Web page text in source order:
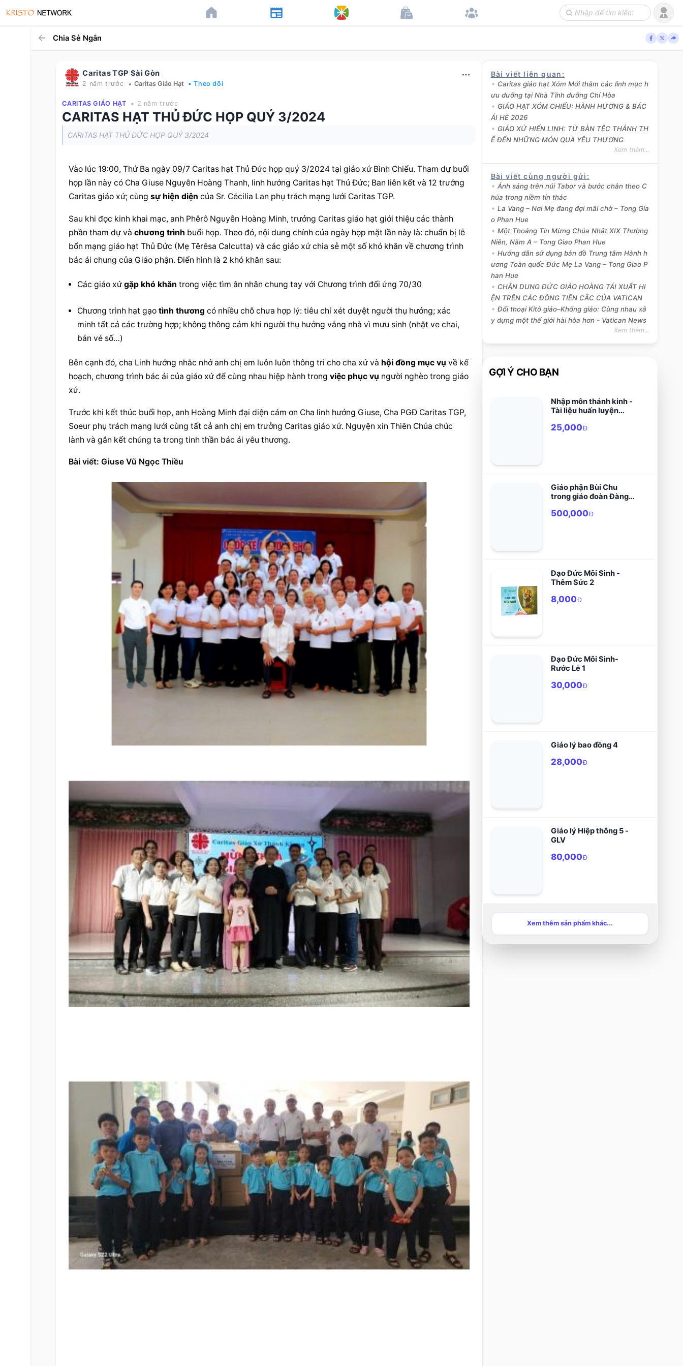
Chia Sẻ Ngắn
Caritas TGP Sài Gòn
2 năm trước • Caritas Giáo Hạt • Theo dõi
CARITAS GIÁO HẠT • 2 năm trước
CARITAS HẠT THỦ ĐỨC HỌP QUÝ 3/2024
CARITAS HẠT THỦ ĐỨC HỌP QUÝ 3/2024
Vào lúc 19:00, Thứ Ba ngày 09/7 Caritas hạt Thủ Đức họp quý 3/2024 tại giáo xứ Bình Chiểu. Tham dự buổi
họp lần này có Cha Giuse Nguyễn Hoàng Thanh, linh hướng Caritas hạt Thủ Đức; Ban liên kết và 12 trưởng
Caritas giáo xứ; cùng sự hiện diện của Sr. Cécilia Lan phụ trách mạng lưới Caritas TGP.
Sau khi đọc kinh khai mạc, anh Phêrô Nguyễn Hoàng Minh, trưởng Caritas giáo hạt giới thiệu các thành
phần tham dự và chương trình buổi họp. Theo đó, nội dung chính của ngày họp mặt lần này là: chuẩn bị lễ
bổn mạng giáo hạt Thủ Đức (Mẹ Têrêsa Calcutta) và các giáo xứ chia sẻ một số khó khăn về chương trình
bác ái chung của Giáo phận. Điển hình là 2 khó khăn sau:
Các giáo xứ gặp khó khăn trong việc tìm ân nhân chung tay với Chương trình đối ứng 70/30
Chương trình hạt gạo tình thương có nhiều chỗ chưa hợp lý: tiêu chí xét duyệt người thụ hưởng; xác
minh tất cả các trường hợp; không thông cảm khi người thụ hưởng vắng nhà vì mưu sinh (nhặt ve chai,
bán vé số…)
Bên cạnh đó, cha Linh hướng nhắc nhở anh chị em luôn luôn thông tri cho cha xứ và hội đồng mục vụ về kế
hoạch, chương trình bác ái của giáo xứ để cùng nhau hiệp hành trong việc phục vụ người nghèo trong giáo
xứ.
Trước khi kết thúc buổi họp, anh Hoàng Minh đại diện cám ơn Cha linh hướng Giuse, Cha PGĐ Caritas TGP,
Soeur phụ trách mạng lưới cùng tất cả anh chị em trưởng Caritas giáo xứ. Nguyện xin Thiên Chúa chúc
lành và gắn kết chúng ta trong tinh thần bác ái yêu thương.
Bài viết: Giuse Vũ Ngọc Thiều
Bài viết liên quan :
Caritas giáo hạt Xóm Mới thăm các linh mục h
ưu dưỡng tại Nhà Tĩnh dưỡng Chí Hòa
GIÁO HẠT XÓM CHIẾU: HÀNH HƯƠNG & BÁC
ÁI HÈ 2026
GIÁO XỨ HIỂN LINH: TỪ BÀN TỆC THÁNH TH
Ể ĐẾN NHỮNG MÓN QUÀ YÊU THƯƠNG
Xem thêm...
Bài viết cùng người gửi :
Ánh sáng trên núi Tabor và bước chân theo C
húa trong niềm tín thác
La Vang – Nơi Mẹ đang đợi mãi chờ – Tong Gia
o Phan Hue
Một Thoáng Tin Mừng Chúa Nhật XIX Thường
Niên, Năm A – Tong Giao Phan Hue
Hướng dẫn sử dụng bản đồ Trung tâm Hành h
ương Toàn quốc Đức Mẹ La Vang – Tong Giao P
han Hue
CHÂN DUNG ĐỨC GIÁO HOÀNG TÁI XUẤT HI
ỆN TRÊN CÁC ĐỒNG TIỀN CẮC CỦA VATICAN
Đối thoại Kitô giáo–Khổng giáo: Cùng nhau xâ
y dựng một thế giới hài hòa hơn - Vatican News
Xem thêm...
GỢI Ý CHO BẠN
Nhập môn thánh kinh -
Tài liệu huấn luyện
25,000Đ
Giáo phận Bùi Chu
trong giáo đoàn Đàng
500,000Đ
Đạo Đức Môi Sinh -
Thêm Sức 2
8,000Đ
Đạo Đức Môi Sinh-
Rước Lễ 1
30,000Đ
Giáo lý bao đồng 4
28,000Đ
Giáo lý Hiệp thông 5 -
GLV
80,000Đ
Xem thêm sản phẩm khác...